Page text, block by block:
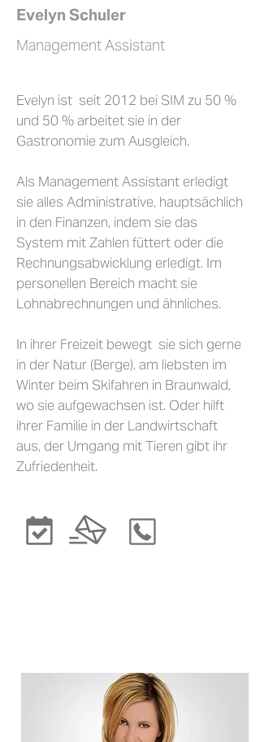
Evelyn Schuler
Management Assistant
Evelyn ist seit 2012 bei SIM zu 50 %
und 50 % arbeitet sie in der
Gastronomie zum Ausgleich.
Als Management Assistant erledigt
sie alles Administrative, hauptsächlich
in den Finanzen, indem sie das
System mit Zahlen füttert oder die
Rechnungsabwicklung erledigt. Im
personellen Bereich macht sie
Lohnabrechnungen und ähnliches.
In ihrer Freizeit bewegt sie sich gerne
in der Natur (Berge), am liebsten im
Winter beim Skifahren in Braunwald,
wo sie aufgewachsen ist. Oder hilft
ihrer Familie in der Landwirtschaft
aus, der Umgang mit Tieren gibt ihr
Zufriedenheit.